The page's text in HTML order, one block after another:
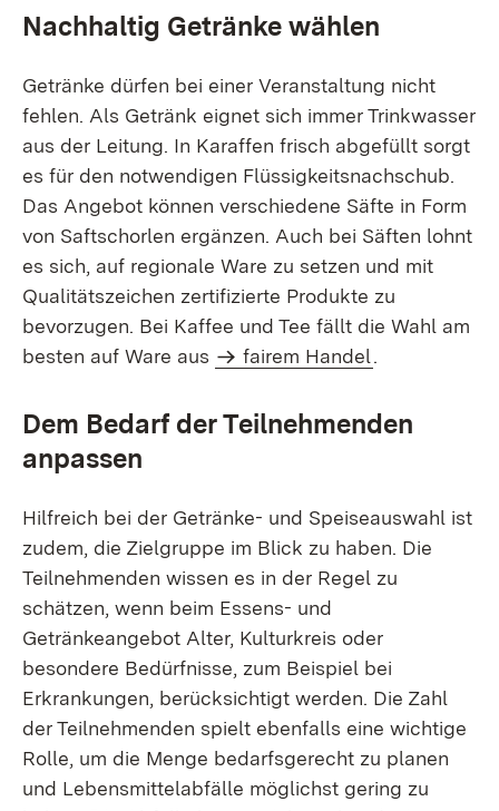
Nachhaltig Getränke wählen
Getränke dürfen bei einer Veranstaltung nicht
fehlen. Als Getränk eignet sich immer Trinkwasser
aus der Leitung. In Karaffen frisch abgefüllt sorgt
es für den notwendigen Flüssigkeitsnachschub.
Das Angebot können verschiedene Säfte in Form
von Saftschorlen ergänzen. Auch bei Säften lohnt
es sich, auf regionale Ware zu setzen und mit
Qualitätszeichen zertifizierte Produkte zu
bevorzugen. Bei Kaffee und Tee fällt die Wahl am
besten auf Ware aus
fairem Handel.
Dem Bedarf der Teilnehmenden
anpassen
Hilfreich bei der Getränke- und Speiseauswahl ist
zudem, die Zielgruppe im Blick zu haben. Die
Teilnehmenden wissen es in der Regel zu
schätzen, wenn beim Essens- und
Getränkeangebot Alter, Kulturkreis oder
besondere Bedürfnisse, zum Beispiel bei
Erkrankungen, berücksichtigt werden. Die Zahl
der Teilnehmenden spielt ebenfalls eine wichtige
Rolle, um die Menge bedarfsgerecht zu planen
und Lebensmittelabfälle möglichst gering zu